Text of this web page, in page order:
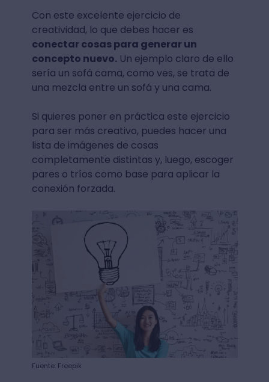
Con este excelente ejercicio de
creatividad, lo que debes hacer es
conectar cosas para generar un
concepto nuevo.Un ejemplo claro de ello
sería un sofá cama, como ves, se trata de
una mezcla entre un sofá y una cama.
Si quieres poner en práctica este ejercicio
para ser más creativo, puedes hacer una
lista de imágenes de cosas
completamente distintas y, luego, escoger
pares o tríos como base para aplicar la
conexión forzada.
Fuente: Freepik